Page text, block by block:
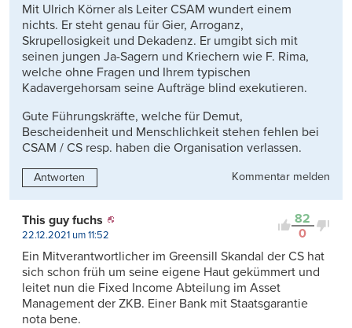
Mit Ulrich Körner als Leiter CSAM wundert einem
nichts. Er steht genau für Gier, Arroganz,
Skrupellosigkeit und Dekadenz. Er umgibt sich mit
seinen jungen Ja-Sagern und Kriechern wie F. Rima,
welche ohne Fragen und Ihrem typischen
Kadavergehorsam seine Aufträge blind exekutieren.
Gute Führungskräfte, welche für Demut,
Bescheidenheit und Menschlichkeit stehen fehlen bei
CSAM / CS resp. haben die Organisation verlassen.
Antworten Kommentar melden
82
0
This guy fuchs
22.12.2021 um 11:52
Ein Mitverantwortlicher im Greensill Skandal der CS hat
sich schon früh um seine eigene Haut gekümmert und
leitet nun die Fixed Income Abteilung im Asset
Management der ZKB. Einer Bank mit Staatsgarantie
nota bene.